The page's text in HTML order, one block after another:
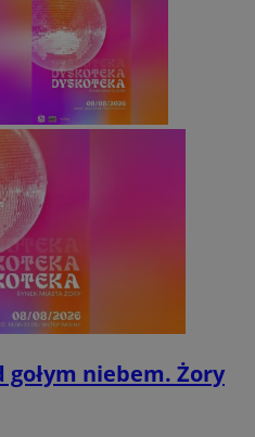
gołym niebem. Żory